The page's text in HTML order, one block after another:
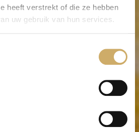
heeft verstrekt of die ze hebben
uw gebruik van hun services.
Chef